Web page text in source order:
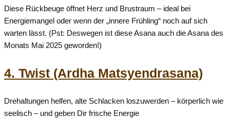
Diese Rückbeuge öffnet Herz und Brustraum – ideal bei
Energiemangel oder wenn der „innere Frühling“ noch aufsich
warten lässt. (Pst: Deswegen ist diese Asana auch die Asana des
Monats Mai 2025 geworden!)
4. Twist (Ardha Matsyendrasana)
Drehaltungen helfen, alte Schlacken loszuwerden – körperlich wie
seelisch – und geben Dir frische Energie